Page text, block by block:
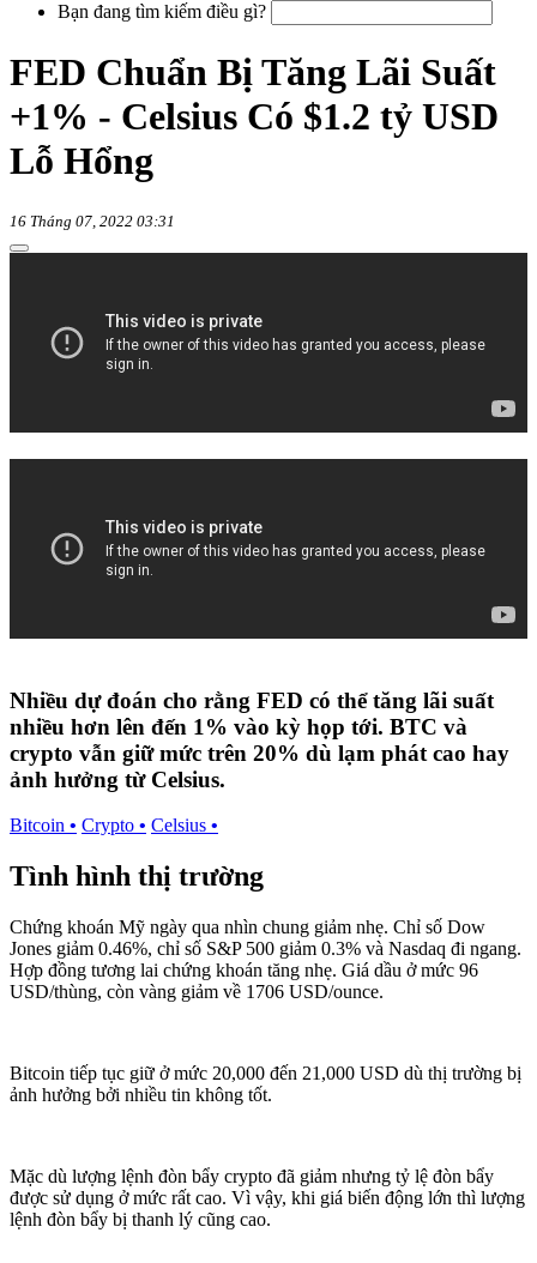
Bạn đang tìm kiếm điều gì?
FED Chuẩn Bị Tăng Lãi Suất
+1% - Celsius Có $1.2 tỷ USD
Lỗ Hổng
16 Tháng 07, 2022 03:31
Nhiều dự đoán cho rằng FED có thể tăng lãi suất
nhiều hơn lên đến 1% vào kỳ họp tới. BTC và
crypto vẫn giữ mức trên 20% dù lạm phát cao hay
ảnh hưởng từ Celsius.
Bitcoin • Crypto • Celsius •
Tình hình thị trường
Chứng khoán Mỹ ngày qua nhìn chung giảm nhẹ. Chỉ số Dow
Jones giảm 0.46%, chỉ số S&P 500 giảm 0.3% và Nasdaq đi ngang.
Hợp đồng tương lai chứng khoán tăng nhẹ. Giá dầu ở mức 96
USD/thùng, còn vàng giảm về 1706 USD/ounce.
Bitcoin tiếp tục giữ ở mức 20,000 đến 21,000 USD dù thị trường bị
ảnh hưởng bởi nhiều tin không tốt.
Mặc dù lượng lệnh đòn bẩy crypto đã giảm nhưng tỷ lệ đòn bẩy
được sử dụng ở mức rất cao. Vì vậy, khi giá biến động lớn thì lượng
lệnh đòn bẩy bị thanh lý cũng cao.